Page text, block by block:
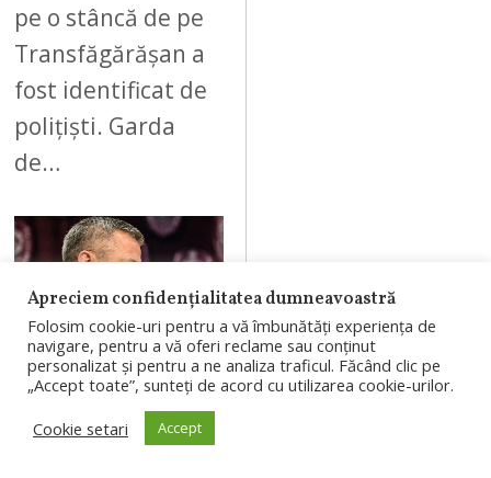
pe o stâncă de pe
Transfăgărășan a
fost identificat de
polițiști. Garda
de…
08
AUGUST 7, 2026
Schimbări
Apreciem confidențialitatea dumneavoastră
Folosim cookie-uri pentru a vă îmbunătăți experiența de
navigare, pentru a vă oferi reclame sau conținut
personalizat și pentru a ne analiza traficul. Făcând clic pe
„Accept toate”, sunteți de acord cu utilizarea cookie-urilor.
Cookie setari
Accept